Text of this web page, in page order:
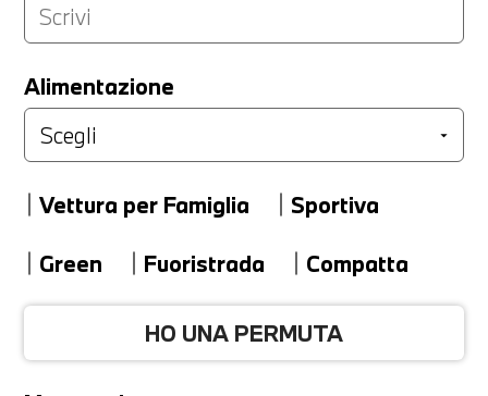
Alimentazione
Vettura per Famiglia
Sportiva
Green
Fuoristrada Compatta
HO UNA PERMUTA
LA TUA PERMUTA
Marca
Modello
Versione